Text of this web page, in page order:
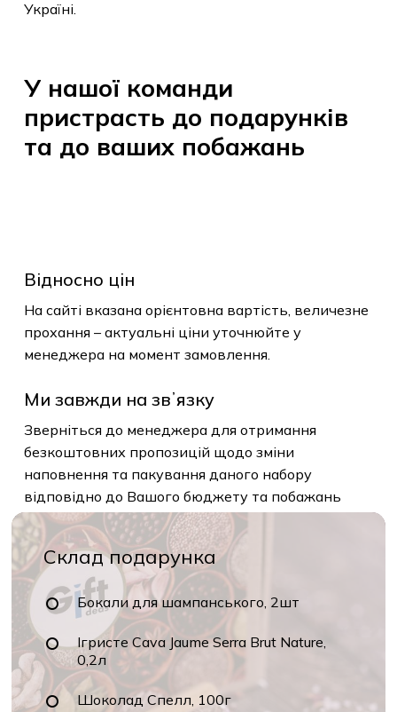
Україні.
У нашої команди
пристрасть до подарунків
та до ваших побажань
Відносно цін
На сайті вказана орієнтовна вартість, величезне
прохання – актуальні ціни уточнюйте у
менеджера на момент замовлення.
Ми завжди на звʼязку
Зверніться до менеджера для отримання
безкоштовних пропозицій щодо зміни
наповнення та пакування даного набору
відповідно до Вашого бюджету та побажань
Склад подарунка
Бокали для шампанського, 2шт
Ігристе Cava Jaume Serra Brut Nature,
0,2л
Шоколад Спелл, 100г